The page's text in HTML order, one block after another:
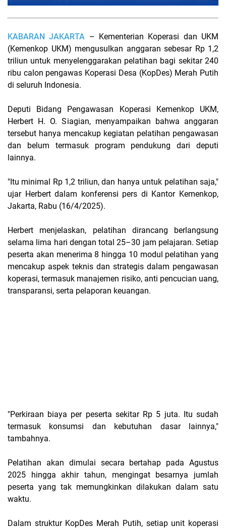
KABARAN JAKARTA – Kementerian Koperasi dan UKM
(Kemenkop UKM) mengusulkan anggaran sebesar Rp 1,2
triliun untuk menyelenggarakan pelatihan bagi sekitar 240
ribu calon pengawas Koperasi Desa (KopDes) Merah Putih
di seluruh Indonesia.
Deputi Bidang Pengawasan Koperasi Kemenkop UKM,
Herbert H. O. Siagian, menyampaikan bahwa anggaran
tersebut hanya mencakup kegiatan pelatihan pengawasan
dan belum termasuk program pendukung dari deputi
lainnya.
"Itu minimal Rp 1,2 triliun, dan hanya untuk pelatihan saja,"
ujar Herbert dalam konferensi pers di Kantor Kemenkop,
Jakarta, Rabu (16/4/2025).
Herbert menjelaskan, pelatihan dirancang berlangsung
selama lima hari dengan total 25–30 jam pelajaran. Setiap
peserta akan menerima 8 hingga 10 modul pelatihan yang
mencakup aspek teknis dan strategis dalam pengawasan
koperasi, termasuk manajemen risiko, anti pencucian uang,
transparansi, serta pelaporan keuangan.
"Perkiraan biaya per peserta sekitar Rp 5 juta. Itu sudah
termasuk konsumsi dan kebutuhan dasar lainnya,"
tambahnya.
Pelatihan akan dimulai secara bertahap pada Agustus
2025 hingga akhir tahun, mengingat besarnya jumlah
peserta yang tak memungkinkan dilakukan dalam satu
waktu.
Dalam struktur KopDes Merah Putih, setiap unit koperasi